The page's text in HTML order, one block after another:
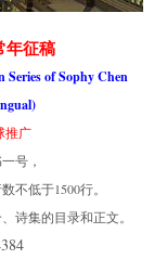
年征稿
Series of Sophy Chen
推广
号，
不低于1500行。
诗集的目录和正文。